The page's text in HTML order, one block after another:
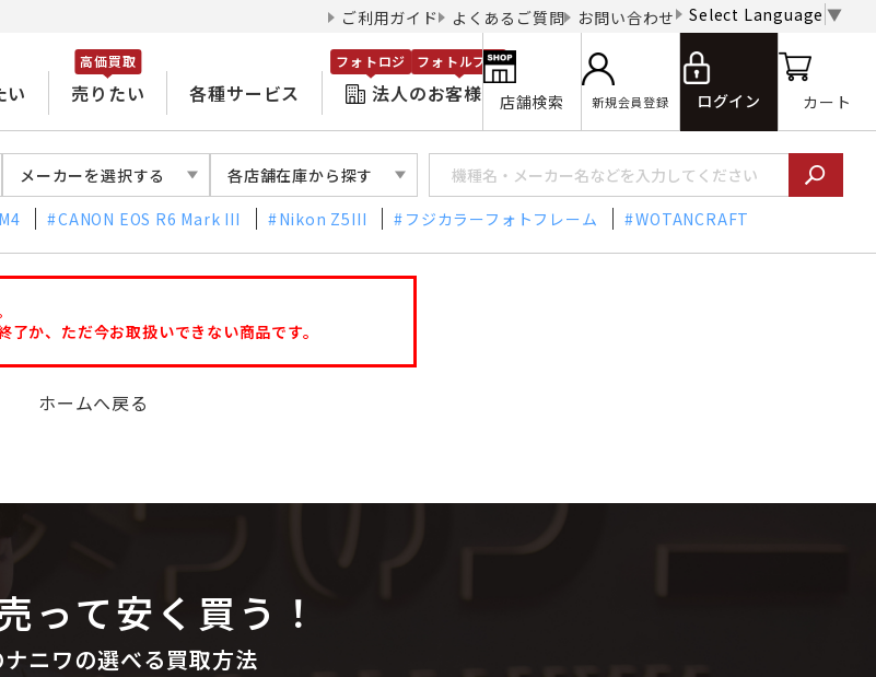
ご利用ガイド よくあるご質問 お問い合わせ Select Language ▼
い 売りたい
高価買取
各種サービス 法人のお客様
フォトロジ フォトルプロ
店舗検索 新規会員登録 ログイン カート
メーカーを選択する 各店舗在庫から探す
CANON EOS R6 Mark III Nikon Z5III フジカラーフォトフレーム WOTANCRAFT
了か、ただ今お取扱いできない商品です。
ホームへ戻る
って安く買う！
ニワの選べる買取方法